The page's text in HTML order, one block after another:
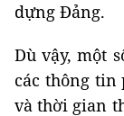
dựng Đảng.
Dù vậy, một
các thông tin
và thời gian